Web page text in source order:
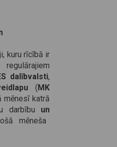
kuru rīcībā ir
dalībvalsti,
(MK
mēnesī katrā
darbību un
mēneša